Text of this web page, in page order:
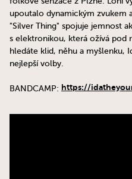
upoutalo dynamickým zvukem
"Silver Thing" spojuje jemnost
s elektronikou, která ožívá pod
hledáte klid, něhu a myšlenku,
nejlepší volby.
BANDCAMP: https://